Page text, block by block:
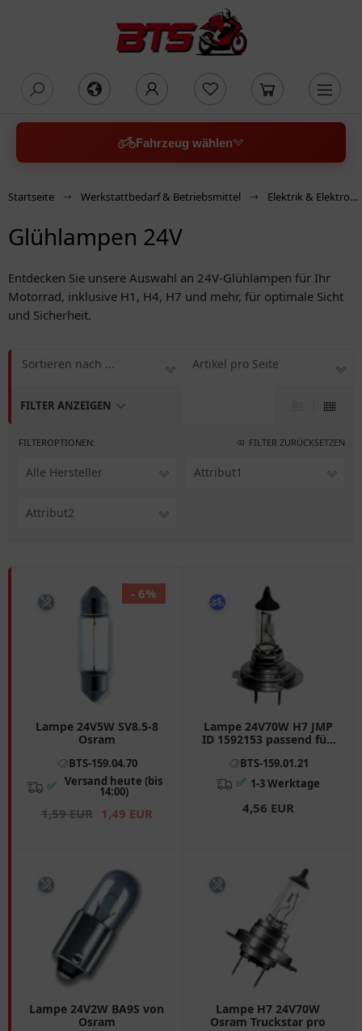
Fahrzeug wählen
Startseite Werkstattbedarf & Betriebsmittel Elektrik & Elektronik
Glühlampen 24V
Entdecken Sie unsere Auswahl an 24V-Glühlampen für Ihr
Motorrad, inklusive H1, H4, H7 und mehr, für optimale Sicht
und Sicherheit.
FILTER ANZEIGEN
Sortieren nach ... Artikel pro Seite
FILTEROPTIONEN: FILTER ZURÜCKSETZEN
Alle Hersteller Attribut1
Attribut2
Lampe 24V5W SV8.5-8
Osram
BTS-159.04.70
✅ Versand heute (bis
14:00)
1,59 EUR 1,49 EUR
- 6%
Lampe 24V70W H7 JMP
ID 1592153 passend für:
XEvo
BTS-159.01.21
✅ 1-3 Werktage
4,56 EUR
Lampe 24V2W BA9S von
Osram
Lampe H7 24V70W
Osram Truckstar pro